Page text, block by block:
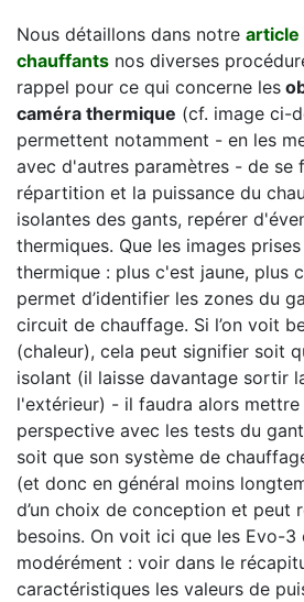
Nous détaillons dans notre article
chauffants nos diverses
rappel pour ce qui concerne les
caméra thermique (cf. image ci-
permettent notamment - en les
avec d'autres paramètres - de se
répartition et la puissance du
isolantes des gants, repérer
thermiques. Que les images
thermique : plus c'est jaune, plus
permet d’identifier les zones du
circuit de chauffage. Si l’on voit
(chaleur), cela peut signifier soit
isolant (il laisse davantage sortir
l'extérieur) - il faudra alors
perspective avec les tests du
soit que son système de
(et donc en général moins
d’un choix de conception et peut
besoins. On voit ici que les Evo-3
modérément : voir dans le
caractéristiques les valeurs de